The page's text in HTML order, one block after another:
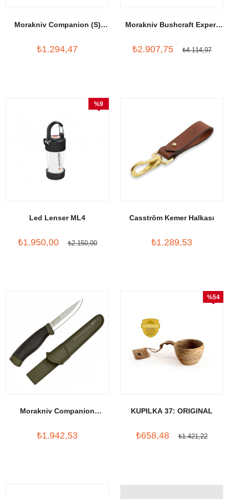
Morakniv Companion (S)
₺1.294,47
Morakniv Bushcraft Expert
₺2.907,75 ₺4.114,97
Led Lenser ML4
₺1.950,00 ₺2.150,00
%9
Casström Kemer Halkası
₺1.289,53
Morakniv Companion
₺1.942,53
KUPILKA 37: ORIGINAL
₺658,48 ₺1.421,22
%54